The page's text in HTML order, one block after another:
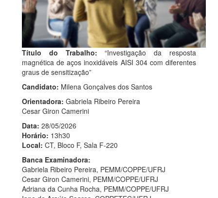
Título do Trabalho: “Investigação da resposta
magnética de aços inoxidáveis AISI 304 com diferentes
graus de sensitização”
Candidato: Milena Gonçalves dos Santos
Orientadora: Gabriela Ribeiro Pereira
Cesar Giron Camerini
Data: 28/05/2026
Horário: 13h30
Local: CT, Bloco F, Sala F-220
Banca Examinadora:
Gabriela Ribeiro Pereira, PEMM/COPPE/UFRJ
Cesar Giron Camerini, PEMM/COPPE/UFRJ
Adriana da Cunha Rocha, PEMM/COPPE/UFRJ